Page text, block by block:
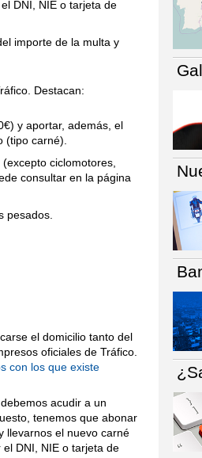
DNI, NIE o tarjeta de
importe de la multa y
Destacan:
y aportar, además, el
(tipo carné).
ciclomotores,
consultar en la página
pesados.
el domicilio tanto del
oficiales de Tráfico.
con los que existe
acudir a un
tenemos que abonar
llevarnos el nuevo carné
DNI, NIE o tarjeta de